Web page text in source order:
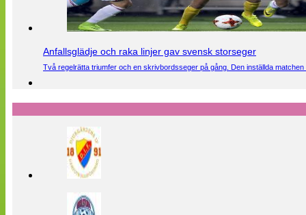
Anfallsglädje och raka linjer gav svensk storseger
Två regelrätta triumfer och en skrivbordsseger på gång. Den inställda